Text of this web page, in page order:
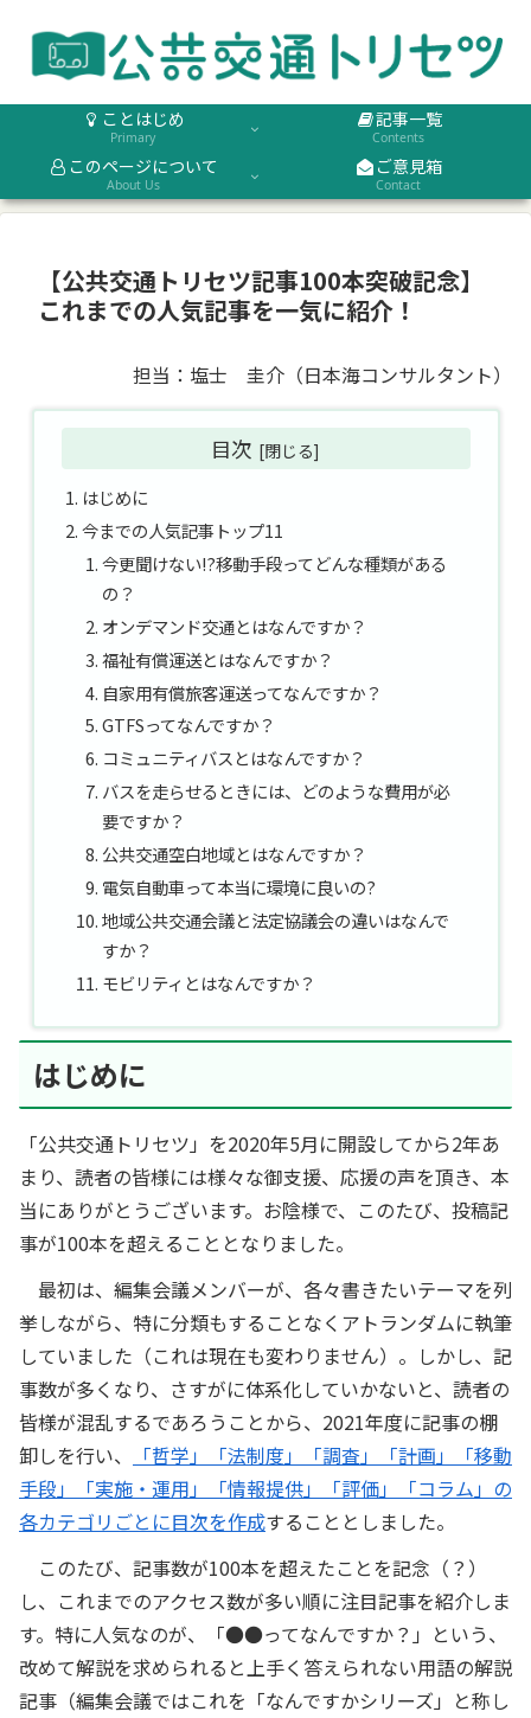
ことはじめ
Primary
記事一覧
Contents
このページについて
About Us
ご意見箱
Contact
【公共交通トリセツ記事100本突破記念】
これまでの人気記事を一気に紹介！
担当：塩士 圭介（日本海コンサルタント）
目次
はじめに
今までの人気記事トップ11
今更聞けない!?移動手段ってどんな種類がある
の？
オンデマンド交通とはなんですか？
福祉有償運送とはなんですか？
自家用有償旅客運送ってなんですか？
GTFSってなんですか？
コミュニティバスとはなんですか？
バスを走らせるときには、どのような費用が必
要ですか？
公共交通空白地域とはなんですか？
電気自動車って本当に環境に良いの?
地域公共交通会議と法定協議会の違いはなんで
すか？
モビリティとはなんですか？
はじめに
「公共交通トリセツ」を2020年5月に開設してから2年あ
まり、読者の皆様には様々な御支援、応援の声を頂き、本
当にありがとうございます。お陰様で、このたび、投稿記
事が100本を超えることとなりました。
最初は、編集会議メンバーが、各々書きたいテーマを列
挙しながら、特に分類もすることなくアトランダムに執筆
していました（これは現在も変わりません）。しかし、記
事数が多くなり、さすがに体系化していかないと、読者の
皆様が混乱するであろうことから、2021年度に記事の棚
卸しを行い、
「哲学」「法制度」「調査」「計画」「移動
手段」「実施・運用」「情報提供」「評価」「コラム」の
各カテゴリごとに目次を作成することとしました。
このたび、記事数が100本を超えたことを記念（？）
し、これまでのアクセス数が多い順に注目記事を紹介しま
す。特に人気なのが、「●●ってなんですか？」という、
改めて解説を求められると上手く答えられない用語の解説
記事（編集会議ではこれを「なんですかシリーズ」と称し